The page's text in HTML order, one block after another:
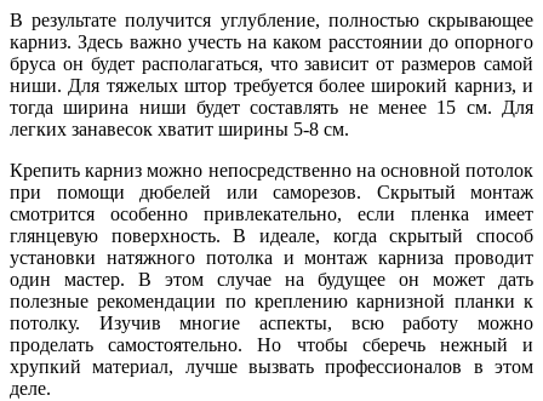
В результате получится углубление, полностью скрывающее
карниз. Здесь важно учесть на каком расстоянии до опорного
бруса он будет располагаться, что зависит от размеров самой
ниши. Для тяжелых штор требуется более широкий карниз, и
тогда ширина ниши будет составлять не менее 15 см. Для
легких занавесок хватит ширины 5-8 см.
Крепить карниз можно непосредственно на основной потолок
при помощи дюбелей или саморезов. Скрытый монтаж
смотрится особенно привлекательно, если пленка имеет
глянцевую поверхность. В идеале, когда скрытый способ
установки натяжного потолка и монтаж карниза проводит
один мастер. В этом случае на будущее он может дать
полезные рекомендации по креплению карнизной планки к
потолку. Изучив многие аспекты, всю работу можно
проделать самостоятельно. Но чтобы сберечь нежный и
хрупкий материал, лучше вызвать профессионалов в этом
деле.